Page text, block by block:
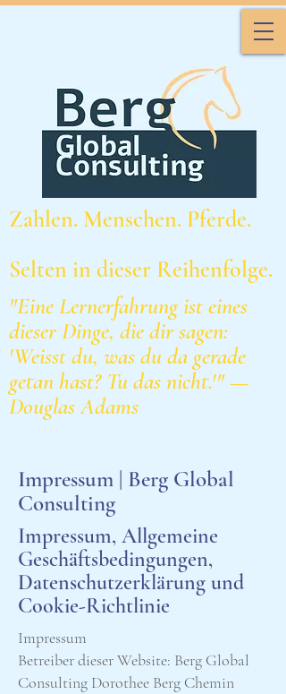
Zahlen. Menschen. Pferde.
Selten in dieser Reihenfolge.
"Eine Lernerfahrung ist eines
dieser Dinge, die dir sagen:
'Weisst du, was du da gerade
getan hast? Tu das nicht.'" —
Douglas Adams
Impressum | Berg Global
Consulting
Impressum, Allgemeine
Geschäftsbedingungen,
Datenschutzerklärung und
Cookie-Richtlinie
Impressum
Betreiber dieser Website: Berg Global
Consulting Dorothee Berg Chemin